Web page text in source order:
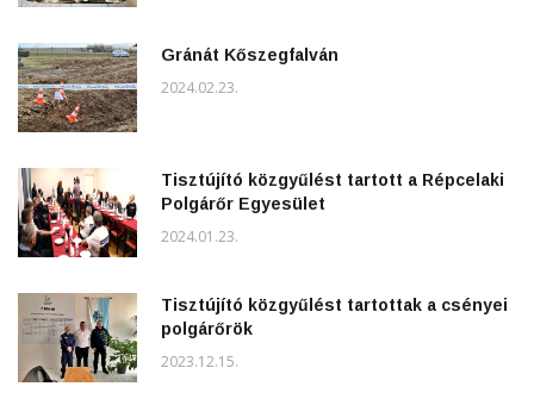
Gránát Kőszegfalván
2024.02.23.
Tisztújító közgyűlést tartott a Répcelaki
Polgárőr Egyesület
2024.01.23.
Tisztújító közgyűlést tartottak a csényei
polgárőrök
2023.12.15.